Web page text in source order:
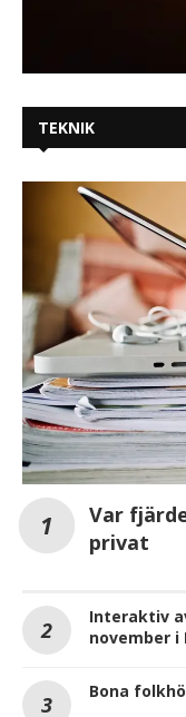
TEKNIK
Var
privat
Interaktiv
november i
Bona